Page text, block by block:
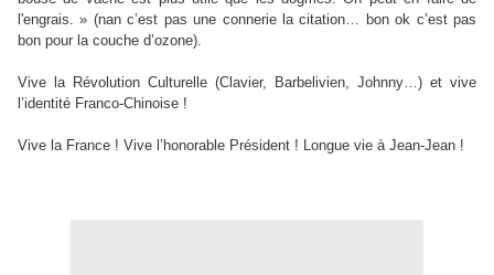
l'engrais. » (nan c’est pas une connerie la citation… bon ok c’est pas
bon pour la couche d’ozone).
Vive la Révolution Culturelle (Clavier, Barbelivien, Johnny…) et vive
l’identité Franco-Chinoise !
Vive la France ! Vive l’honorable Président ! Longue vie à Jean-Jean !